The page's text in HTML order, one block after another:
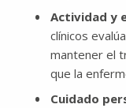
Actividad y
clínicos
mantener el
que la
Cuidado